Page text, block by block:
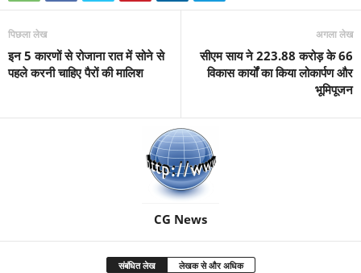
पिछला लेख
इन 5 कारणों से रोजाना रात में सोने से
पहले करनी चाह‍िए पैरों की मालिश
अगला लेख
सीएम साय ने 223.88 करोड़ के 66
विकास कार्यों का किया लोकार्पण और
भूमिपूजन
CG News
संबंधित लेख लेखक से और अधिक